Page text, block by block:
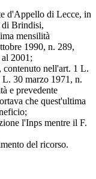
d'Appello di Lecce, in
di Brindisi,
mensilità
1990, n. 289,
2001;
nell'art. 1 L.
30 marzo 1971, n.
e prevedente
che quest'ultima
l'Inps mentre il F.
del ricorso.